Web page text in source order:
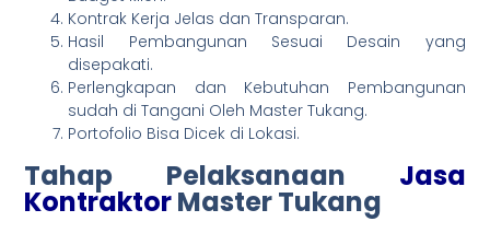
Kontrak Kerja Jelas dan Transparan.
Hasil Pembangunan Sesuai Desain yang
disepakati.
Perlengkapan dan Kebutuhan Pembangunan
sudah di Tangani Oleh Master Tukang.
Portofolio Bisa Dicek di Lokasi.
Tahap Pelaksanaan Jasa
KontraktorMaster Tukang